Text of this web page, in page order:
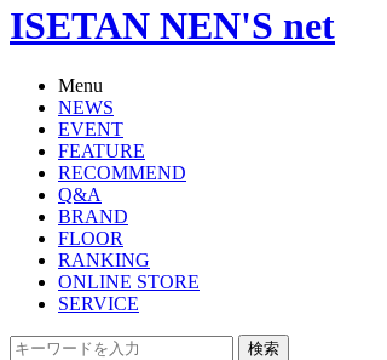
ISETAN NEN'S net
Menu
NEWS
EVENT
FEATURE
RECOMMEND
Q&A
BRAND
FLOOR
RANKING
ONLINE STORE
SERVICE
検索